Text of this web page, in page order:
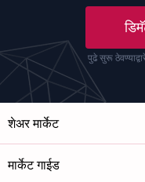
पुढे सुरू
शेअर मार्केट
मार्केट गाईड